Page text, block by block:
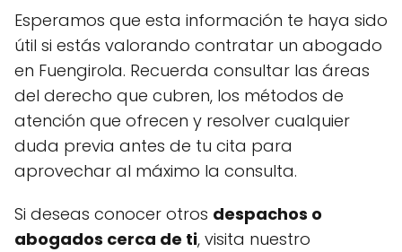
Esperamos que esta información te haya sido
útil si estás valorando contratar un abogado
en Fuengirola. Recuerda consultar las áreas
del derecho que cubren, los métodos de
atención que ofrecen y resolver cualquier
duda previa antes de tu cita para
aprovechar al máximo la consulta.
Si deseas conocer otros despachos o
abogados cerca de ti, visita nuestro